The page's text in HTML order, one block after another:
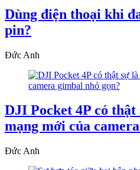
Dùng điện thoại khi
pin?
Đức Anh
DJI Pocket 4P có thật
mạng mới của
Đức Anh